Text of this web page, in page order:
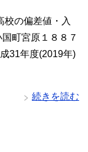
校の偏差値・入
町宮原１８８７
31年度(2019年)
続きを読む